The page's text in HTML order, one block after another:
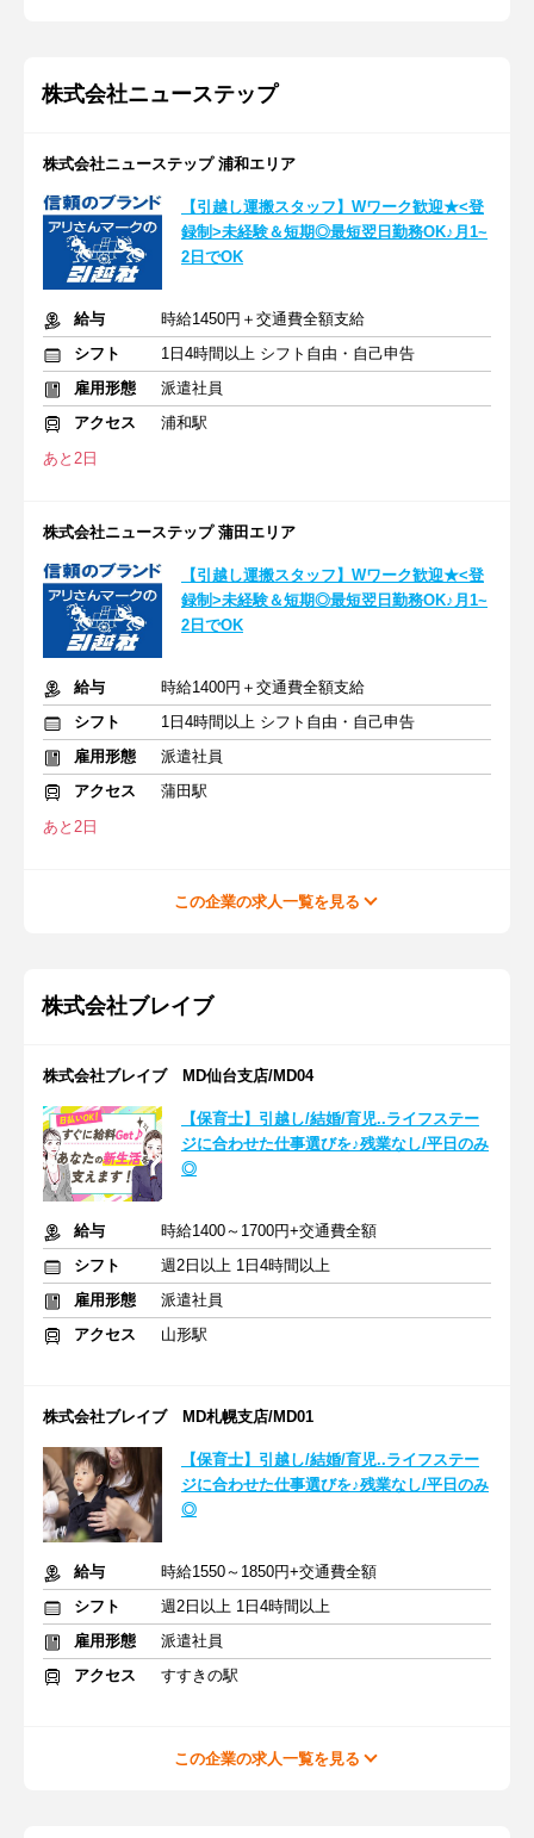
株式会社ニューステップ
株式会社ニューステップ 浦和エリア
【引越し運搬スタッフ】Wワーク歓迎★<登
録制>未経験＆短期◎最短翌日勤務OK♪月1~
2日でOK
給与
時給1450円＋交通費全額支給
シフト
1日4時間以上 シフト自由・自己申告
雇用形態
派遣社員
アクセス
浦和駅
あと2日
株式会社ニューステップ 蒲田エリア
【引越し運搬スタッフ】Wワーク歓迎★<登
録制>未経験＆短期◎最短翌日勤務OK♪月1~
2日でOK
給与
時給1400円＋交通費全額支給
シフト
1日4時間以上 シフト自由・自己申告
雇用形態
派遣社員
アクセス
蒲田駅
あと2日
この企業の求人一覧を見る
株式会社ブレイブ
株式会社ブレイブ MD仙台支店/MD04
【保育士】引越し/結婚/育児..ライフステー
ジに合わせた仕事選びを♪残業なし/平日のみ
◎
給与
時給1400～1700円+交通費全額
シフト
週2日以上 1日4時間以上
雇用形態
派遣社員
アクセス
山形駅
株式会社ブレイブ MD札幌支店/MD01
【保育士】引越し/結婚/育児..ライフステー
ジに合わせた仕事選びを♪残業なし/平日のみ
◎
給与
時給1550～1850円+交通費全額
シフト
週2日以上 1日4時間以上
雇用形態
派遣社員
アクセス
すすきの駅
この企業の求人一覧を見る